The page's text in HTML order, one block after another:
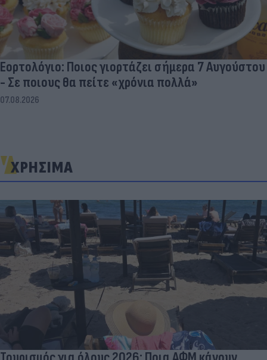
Εορτολόγιο: Ποιος γιορτάζει σήμερα 7 Αυγούστου
- Σε ποιους θα πείτε «χρόνια πολλά»
07.08.2026
ΧΡΗΣΙΜΑ